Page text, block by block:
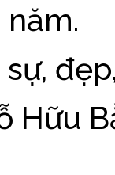
năm.
Hữu